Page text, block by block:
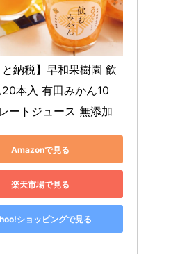
と納税】早和果樹園 飲
本入 有田みかん10
ートジュース 無添加
Amazonで見る
楽天市場で見る
ショッピングで見る